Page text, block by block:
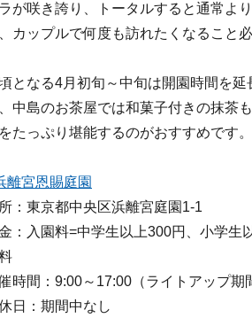
が咲き誇り、トータルすると通常よ
カップルで何度も訪れたくなること必
となる4月初旬～中旬は開園時間を
中島のお茶屋では和菓子付きの抹茶
たっぷり堪能するのがおすすめです。
離宮恩賜庭園
：東京都中央区浜離宮庭園1-1
：入園料=中学生以上300円、小学生
時間：9:00～17:00（ライトアップ
日：期間中なし